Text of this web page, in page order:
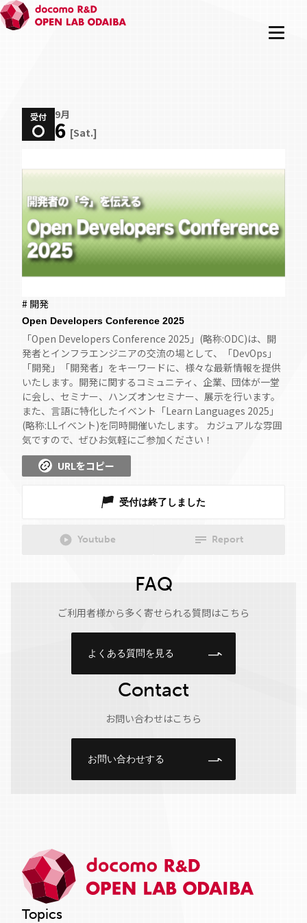
受付 9月
6 [Sat.]
# 開発
Open Developers Conference 2025
「Open Developers Conference 2025」(略称:ODC)は、開
発者とインフラエンジニアの交流の場として、「DevOps」
「開発」「開発者」をキーワードに、様々な最新情報を提供
いたします。開発に関するコミュニティ、企業、団体が一堂
に会し、セミナー、ハンズオンセミナー、展示を行います。
また、言語に特化したイベント「Learn Languages 2025」
(略称:LLイベント)を同時開催いたします。 カジュアルな雰囲
気ですので、ぜひお気軽にご参加ください！
URLをコピー
受付は終了しました
Youtube Report
FAQ
ご利用者様から多く寄せられる質問はこちら
よくある質問を見る
Contact
お問い合わせはこちら
お問い合わせする
Topics